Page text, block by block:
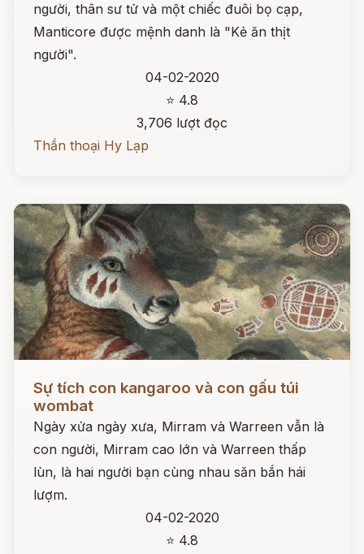
người, thân sư tử và một chiếc đuôi bọ cạp,
Manticore được mệnh danh là "Kẻ ăn thịt
người".
04-02-2020
⭐ 4.8
3,706 lượt đọc
Thần thoại Hy Lạp
Sự tích con kangaroo và con gấu túi
wombat
Ngày xửa ngày xưa, Mirram và Warreen vẫn là
con người, Mirram cao lớn và Warreen thấp
lùn, là hai người bạn cùng nhau săn bắn hái
lượm.
04-02-2020
⭐ 4.8